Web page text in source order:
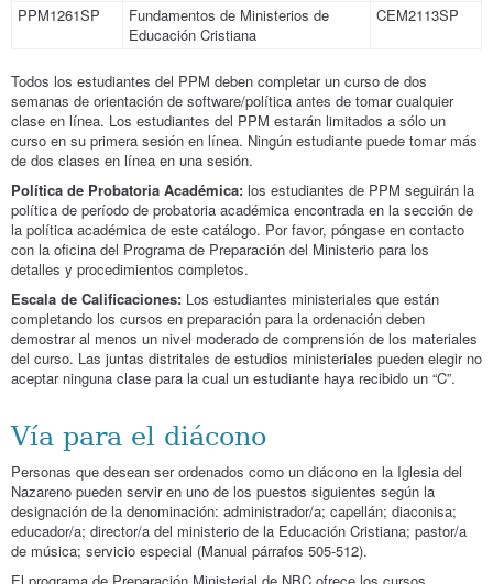
PPM1261SP
Fundamentos de Ministerios de
Educación Cristiana
CEM2113SP
Todos los estudiantes del PPM deben completar un curso de dos
semanas de orientación de software/política antes de tomar cualquier
clase en línea. Los estudiantes del PPM estarán limitados a sólo un
curso en su primera sesión en línea. Ningún estudiante puede tomar más
de dos clases en línea en una sesión.
Política de Probatoria Académica: los estudiantes de PPM seguirán la
política de período de probatoria académica encontrada en la sección de
la política académica de este catálogo. Por favor, póngase en contacto
con la oficina del Programa de Preparación del Ministerio para los
detalles y procedimientos completos.
Escala de Calificaciones: Los estudiantes ministeriales que están
completando los cursos en preparación para la ordenación deben
demostrar al menos un nivel moderado de comprensión de los materiales
del curso. Las juntas distritales de estudios ministeriales pueden elegir no
aceptar ninguna clase para la cual un estudiante haya recibido un “C”.
Vía para el diácono
Personas que desean ser ordenados como un diácono en la Iglesia del
Nazareno pueden servir en uno de los puestos siguientes según la
designación de la denominación: administrador/a; capellán; diaconisa;
educador/a; director/a del ministerio de la Educación Cristiana; pastor/a
de música; servicio especial (Manual párrafos 505-512).